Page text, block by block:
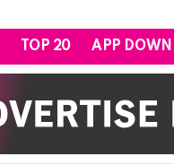
TOP 20 APP